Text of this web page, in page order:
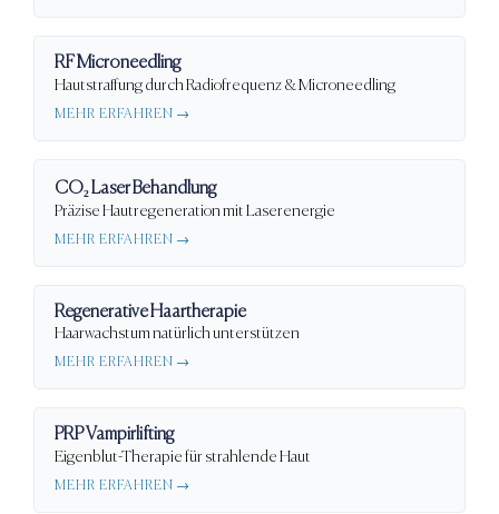
RF Microneedling
Hautstraffung durch Radiofrequenz & Microneedling
MEHR ERFAHREN →
CO₂ Laser Behandlung
Präzise Hautregeneration mit Laserenergie
MEHR ERFAHREN →
Regenerative Haartherapie
Haarwachstum natürlich unterstützen
MEHR ERFAHREN →
PRP Vampirlifting
Eigenblut-Therapie für strahlende Haut
MEHR ERFAHREN →